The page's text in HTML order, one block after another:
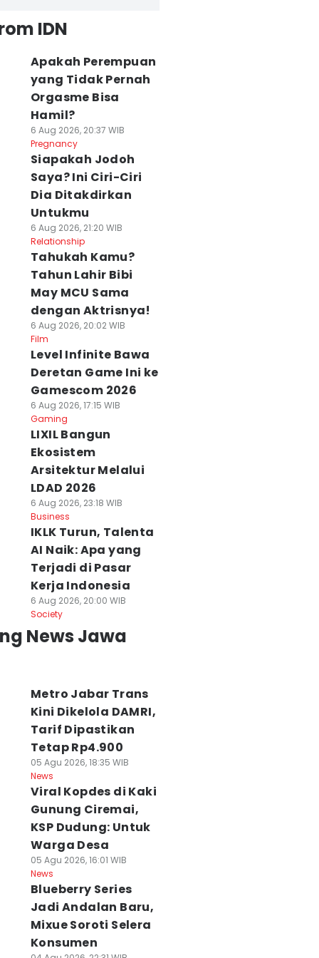
IDN
Apakah Perempuan
yang Tidak Pernah
Orgasme Bisa
Hamil?
6 Aug 2026, 20:37 WIB
Pregnancy
Siapakah Jodoh
Saya? Ini Ciri-Ciri
Dia Ditakdirkan
Untukmu
6 Aug 2026, 21:20 WIB
Relationship
Tahukah Kamu?
Tahun Lahir Bibi
May MCU Sama
dengan Aktrisnya!
6 Aug 2026, 20:02 WIB
Film
Level Infinite Bawa
Deretan Game Ini ke
Gamescom 2026
6 Aug 2026, 17:15 WIB
Gaming
LIXIL Bangun
Ekosistem
Arsitektur Melalui
LDAD 2026
6 Aug 2026, 23:18 WIB
Business
IKLK Turun, Talenta
AI Naik: Apa yang
Terjadi di Pasar
Kerja Indonesia
6 Aug 2026, 20:00 WIB
Society
News Jawa
Metro Jabar Trans
Kini Dikelola DAMRI,
Tarif Dipastikan
Tetap Rp4.900
05 Agu 2026, 18:35 WIB
News
Viral Kopdes di Kaki
Gunung Ciremai,
KSP Dudung: Untuk
Warga Desa
05 Agu 2026, 16:01 WIB
News
Blueberry Series
Jadi Andalan Baru,
Mixue Soroti Selera
Konsumen